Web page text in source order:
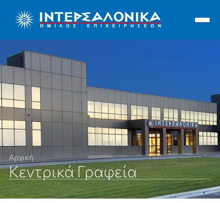
Ιντερσαλόνικα
Αρχική
Κεντρικά Γραφεία